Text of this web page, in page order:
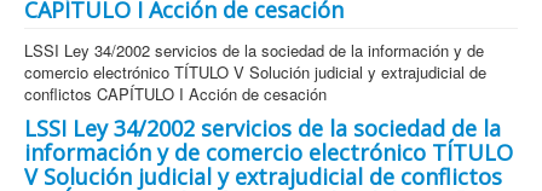
CAPÍTULO I Acción de cesación
LSSI Ley 34/2002 servicios de la sociedad de la información y de
comercio electrónico TÍTULO V Solución judicial y extrajudicial de
conflictos CAPÍTULO I Acción de cesación
LSSI Ley 34/2002 servicios de la sociedad de la
información y de comercio electrónico TÍTULO
V Solución judicial y extrajudicial de conflictos